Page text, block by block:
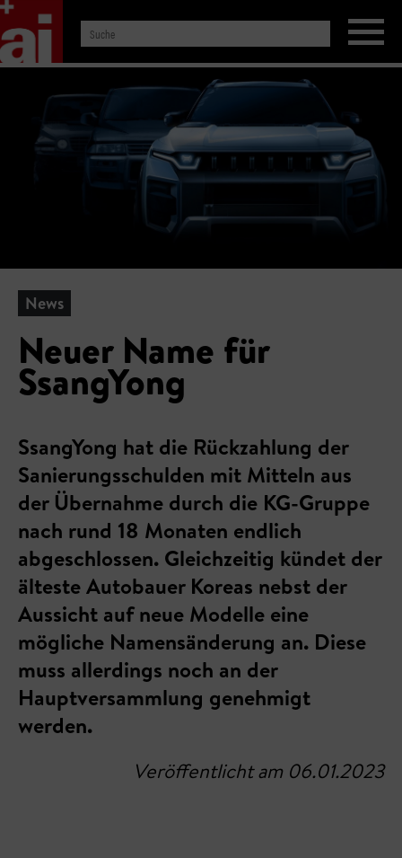
News
Neuer Name für
SsangYong
SsangYong hat die Rückzahlung der
Sanierungsschulden mit Mitteln aus
der Übernahme durch die KG-Gruppe
nach rund 18 Monaten endlich
abgeschlossen. Gleichzeitig kündet der
älteste Autobauer Koreas nebst der
Aussicht auf neue Modelle eine
mögliche Namensänderung an. Diese
muss allerdings noch an der
Hauptversammlung genehmigt
werden.
Veröffentlicht am 06.01.2023